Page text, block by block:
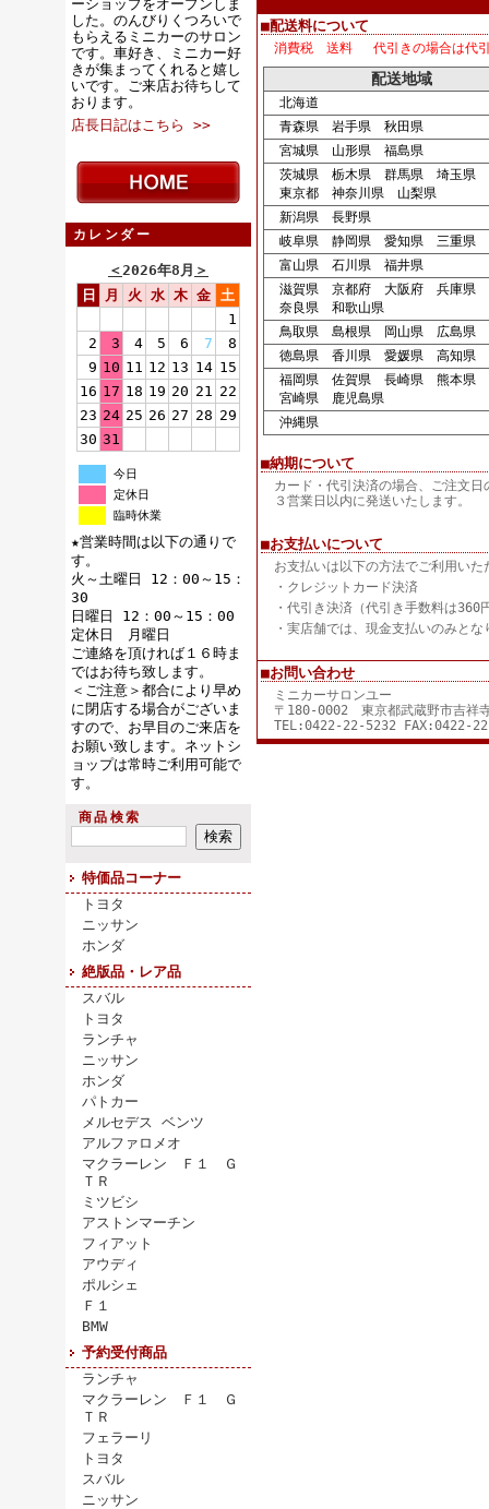
ーショップをオープンしま
した。のんびりくつろいで
もらえるミニカーのサロン
です。車好き、ミニカー好
きが集まってくれると嬉し
いです。ご来店お待ちして
おります。
店長日記はこちら >>
カレンダー
＜2026年8月 ＞
日
月 火 水 木 金 土
1
2
3 4 5 6 7
8
9 10 11 12 13 14 15
16 17 18 19 20 21 22
23 24 25 26 27 28 29
30 31
今日
定休日
臨時休業
★営業時間は以下の通りで
す。
火～土曜日 12：00～15：
30
日曜日 12：00～15：00
定休日 月曜日
ご連絡を頂ければ１６時ま
ではお待ち致します。
＜ご注意＞都合により早め
に閉店する場合がございま
すので、お早目のご来店を
お願い致します。ネットシ
ョップは常時ご利用可能で
す。
商品検索
特価品コーナー
トヨタ
ニッサン
ホンダ
絶版品・レア品
スバル
トヨタ
ランチャ
ニッサン
ホンダ
パトカー
メルセデス ベンツ
アルファロメオ
マクラーレン Ｆ１ Ｇ
ＴＲ
ミツビシ
アストンマーチン
フィアット
アウディ
ポルシェ
Ｆ１
BMW
予約受付商品
ランチャ
マクラーレン Ｆ１ Ｇ
ＴＲ
フェラーリ
トヨタ
スバル
ニッサン
■配送料について
消費税 送料 代引きの場合は代引
配送地域
北海道
青森県 岩手県 秋田県
宮城県 山形県 福島県
茨城県 栃木県 群馬県 埼玉県
東京都 神奈川県 山梨県
新潟県 長野県
岐阜県 静岡県 愛知県 三重県
富山県 石川県 福井県
滋賀県 京都府 大阪府 兵庫県
奈良県 和歌山県
鳥取県 島根県 岡山県 広島県
徳島県 香川県 愛媛県 高知県
福岡県 佐賀県 長崎県 熊本県
宮崎県 鹿児島県
沖縄県
■納期について
カード・代引決済の場合、ご注文日
３営業日以内に発送いたします。
■お支払いについて
お支払いは以下の方法でご利用いた
・クレジットカード決済
・代引き決済（代引き手数料は360
・実店舗では、現金支払いのみとな
■お問い合わせ
ミニカーサロンユー
〒180-0002 東京都武蔵野市吉祥
TEL:0422-22-5232 FAX:0422-